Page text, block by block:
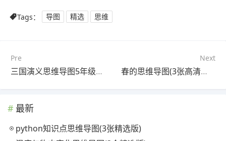
Tags： 导图 精选 思维
Pre
三国演义思维导图5年级(3个附下载)
Next
春的思维导图(3张高清晰可打印)
最新
python知识点思维导图(3张精选版)